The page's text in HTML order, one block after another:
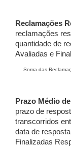
Reclamações
reclamações
quantidade de
Avaliadas e
Soma das
Prazo Médio
prazo de
transcorridos
data de
Finalizadas